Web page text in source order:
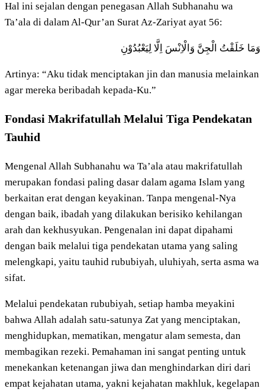
Hal ini sejalan dengan penegasan Allah Subhanahu wa
Ta’ala di dalam Al-Qur’an Surat Az-Zariyat ayat 56:
وَمَا خَلَقْتُ الْجِنَّ وَالْاِنْسَ اِلَّا لِيَعْبُدُوْنِ
Artinya: “Aku tidak menciptakan jin dan manusia melainkan
agar mereka beribadah kepada-Ku.”
Fondasi Makrifatullah Melalui Tiga Pendekatan
Tauhid
Mengenal Allah Subhanahu wa Ta’ala atau makrifatullah
merupakan fondasi paling dasar dalam agama Islam yang
berkaitan erat dengan keyakinan. Tanpa mengenal-Nya
dengan baik, ibadah yang dilakukan berisiko kehilangan
arah dan kekhusyukan. Pengenalan ini dapat dipahami
dengan baik melalui tiga pendekatan utama yang saling
melengkapi, yaitu tauhid rububiyah, uluhiyah, serta asma wa
sifat.
Melalui pendekatan rububiyah, setiap hamba meyakini
bahwa Allah adalah satu-satunya Zat yang menciptakan,
menghidupkan, mematikan, mengatur alam semesta, dan
membagikan rezeki. Pemahaman ini sangat penting untuk
menekankan ketenangan jiwa dan menghindarkan diri dari
empat kejahatan utama, yakni kejahatan makhluk, kegelapan